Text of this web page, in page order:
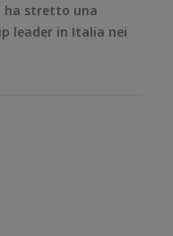
ha stretto una
leader in Italia nei